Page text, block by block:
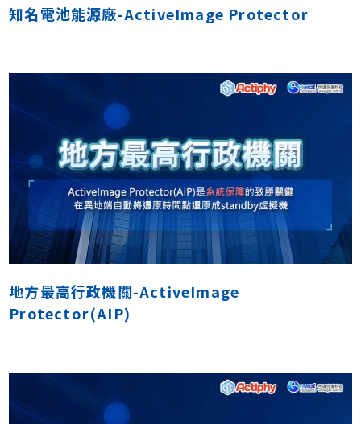
知名電池能源廠-ActiveImage Protector
地方最高行政機關-ActiveImage
Protector(AIP)